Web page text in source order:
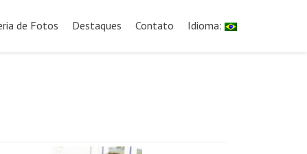
de Fotos Destaques Contato Idioma: